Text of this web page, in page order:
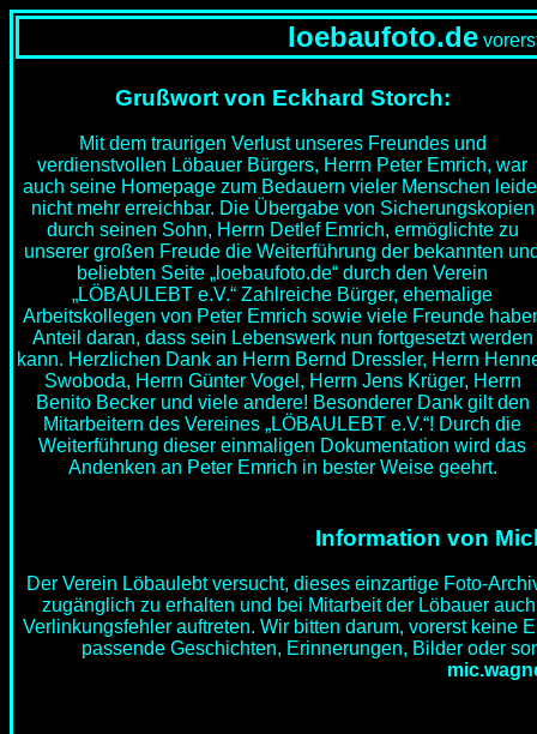
loebaufoto.de
Grußwort von Eckhard Storch:
Mit dem traurigen Verlust unseres Freundes und
verdienstvollen Löbauer Bürgers, Herrn Peter Emrich, war
auch seine Homepage zum Bedauern vieler Menschen
nicht mehr erreichbar. Die Übergabe von Sicherungskopien
durch seinen Sohn, Herrn Detlef Emrich, ermöglichte zu
unserer großen Freude die Weiterführung der bekannten
beliebten Seite „loebaufoto.de“ durch den Verein
„LÖBAULEBT e.V.“ Zahlreiche Bürger, ehemalige
Arbeitskollegen von Peter Emrich sowie viele Freunde
Anteil daran, dass sein Lebenswerk nun fortgesetzt werden
kann. Herzlichen Dank an Herrn Bernd Dressler, Herrn
Swoboda, Herrn Günter Vogel, Herrn Jens Krüger, Herrn
Benito Becker und viele andere! Besonderer Dank gilt den
Mitarbeitern des Vereines „LÖBAULEBT e.V.“! Durch die
Weiterführung dieser einmaligen Dokumentation wird das
Andenken an Peter Emrich in bester Weise geehrt.
Information von
Der Verein Löbaulebt versucht, dieses einzartige Foto-
zugänglich zu erhalten und bei Mitarbeit der Löbauer
Verlinkungsfehler auftreten. Wir bitten darum, vorerst keine
passende Geschichten, Erinnerungen, Bilder oder